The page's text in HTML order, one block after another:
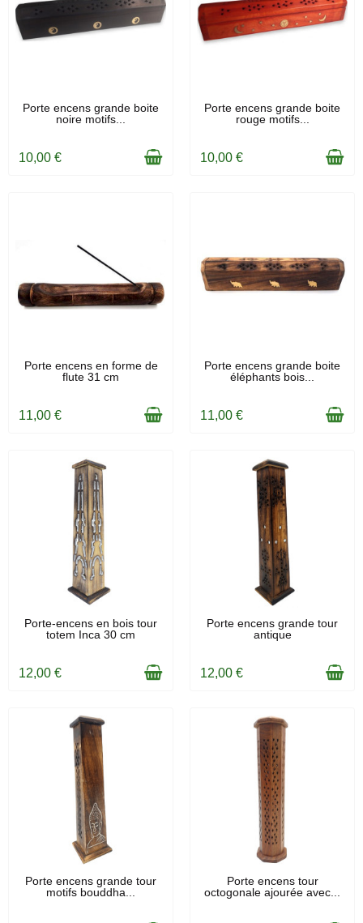
EN STOCK
Porte encens grande boite
noire motifs...
10,00 €
EN STOCK
Porte encens grande boite
rouge motifs...
10,00 €
EN STOCK
Porte encens en forme de
flute 31 cm
11,00 €
EN STOCK
Porte encens grande boite
éléphants bois...
11,00 €
EN STOCK
Porte-encens en bois tour
totem Inca 30 cm
12,00 €
EN STOCK
Porte encens grande tour
antique
12,00 €
EN STOCK
Porte encens grande tour
motifs bouddha...
EN STOCK
Porte encens tour
octogonale ajourée avec...